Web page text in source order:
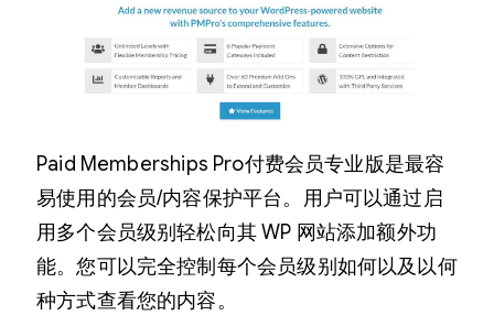
Paid Memberships Pro付费会员专业版是最容
易使用的会员/内容保护平台。用户可以通过启
用多个会员级别轻松向其 WP 网站添加额外功
能。您可以完全控制每个会员级别如何以及以何
种方式查看您的内容。